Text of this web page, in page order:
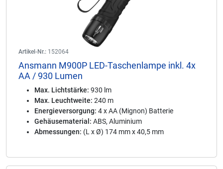
Artikel-Nr.: 152064
Ansmann M900P LED-Taschenlampe inkl. 4x
AA / 930 Lumen
Max. Lichtstärke: 930 lm
Max. Leuchtweite: 240 m
Energieversorgung: 4 x AA (Mignon) Batterie
Gehäusematerial: ABS, Aluminium
Abmessungen: (L x Ø) 174 mm x 40,5 mm